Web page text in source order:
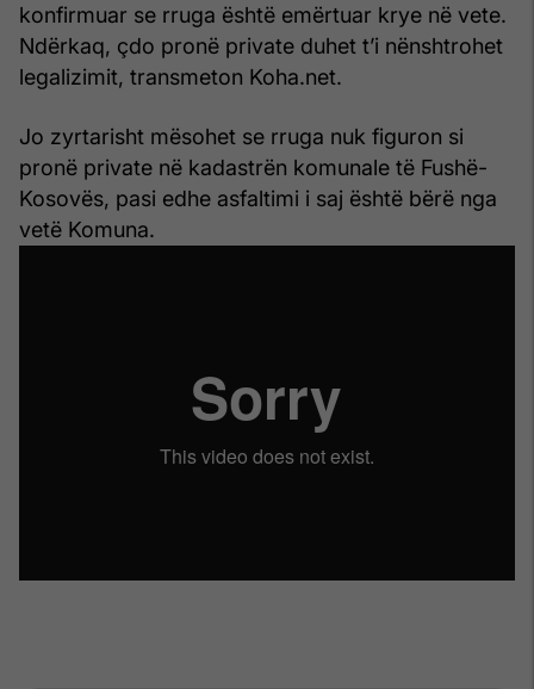
konfirmuar se rruga është emërtuar krye në vete.
Ndërkaq, çdo pronë private duhet t’i nënshtrohet
legalizimit, transmeton Koha.net.
Jo zyrtarisht mësohet se rruga nuk figuron si
pronë private në kadastrën komunale të Fushë-
Kosovës, pasi edhe asfaltimi i saj është bërë nga
vetë Komuna.